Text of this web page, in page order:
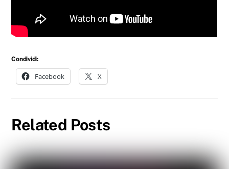
Condividi:
Facebook X
Related Posts